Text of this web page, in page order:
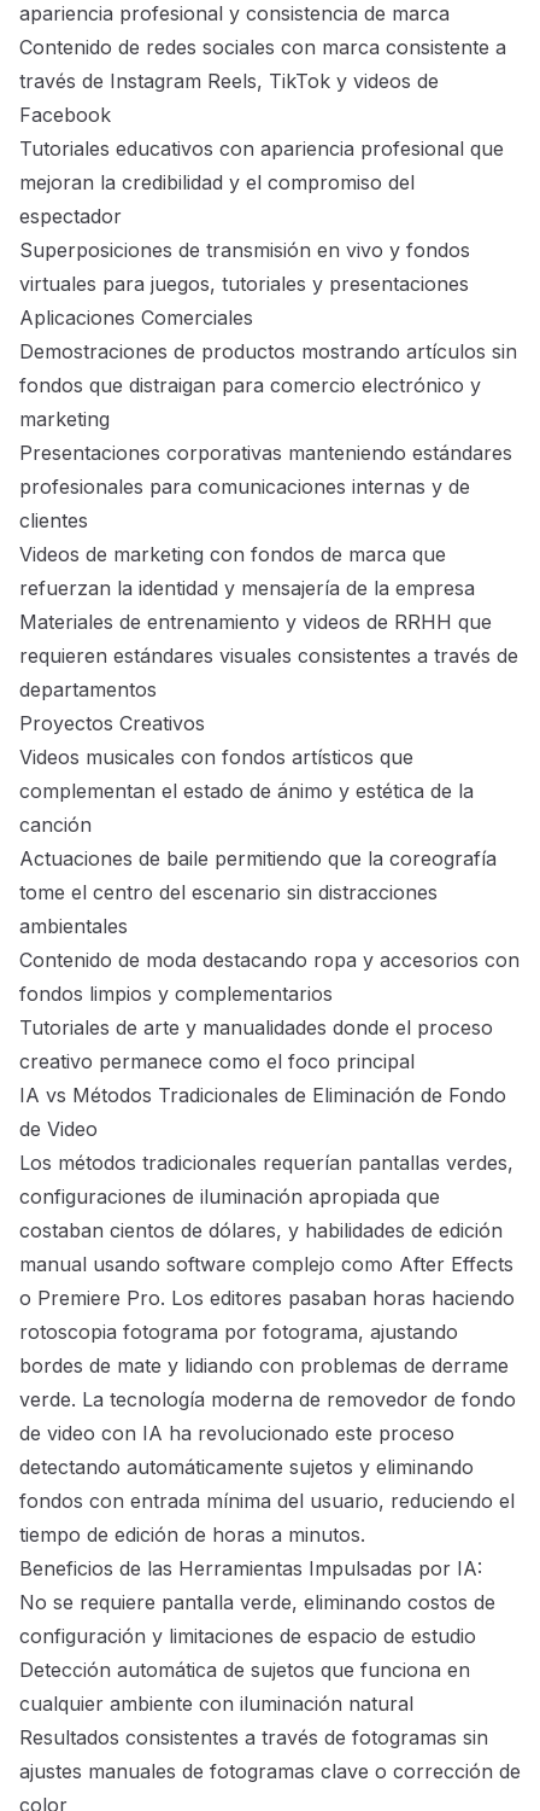
apariencia profesional y consistencia de marca
Contenido de redes sociales con marca consistente a
través de Instagram Reels, TikTok y videos de
Facebook
Tutoriales educativos con apariencia profesional que
mejoran la credibilidad y el compromiso del
espectador
Superposiciones de transmisión en vivo y fondos
virtuales para juegos, tutoriales y presentaciones
Aplicaciones Comerciales
Demostraciones de productos mostrando artículos sin
fondos que distraigan para comercio electrónico y
marketing
Presentaciones corporativas manteniendo estándares
profesionales para comunicaciones internas y de
clientes
Videos de marketing con fondos de marca que
refuerzan la identidad y mensajería de la empresa
Materiales de entrenamiento y videos de RRHH que
requieren estándares visuales consistentes a través de
departamentos
Proyectos Creativos
Videos musicales con fondos artísticos que
complementan el estado de ánimo y estética de la
canción
Actuaciones de baile permitiendo que la coreografía
tome el centro del escenario sin distracciones
ambientales
Contenido de moda destacando ropa y accesorios con
fondos limpios y complementarios
Tutoriales de arte y manualidades donde el proceso
creativo permanece como el foco principal
IA vs Métodos Tradicionales de Eliminación de Fondo
de Video
Los métodos tradicionales requerían pantallas verdes,
configuraciones de iluminación apropiada que
costaban cientos de dólares, y habilidades de edición
manual usando software complejo como After Effects
o Premiere Pro. Los editores pasaban horas haciendo
rotoscopia fotograma por fotograma, ajustando
bordes de mate y lidiando con problemas de derrame
verde. La tecnología moderna de removedor de fondo
de video con IA ha revolucionado este proceso
detectando automáticamente sujetos y eliminando
fondos con entrada mínima del usuario, reduciendo el
tiempo de edición de horas a minutos.
Beneficios de las Herramientas Impulsadas por IA:
No se requiere pantalla verde, eliminando costos de
configuración y limitaciones de espacio de estudio
Detección automática de sujetos que funciona en
cualquier ambiente con iluminación natural
Resultados consistentes a través de fotogramas sin
ajustes manuales de fotogramas clave o corrección de
color